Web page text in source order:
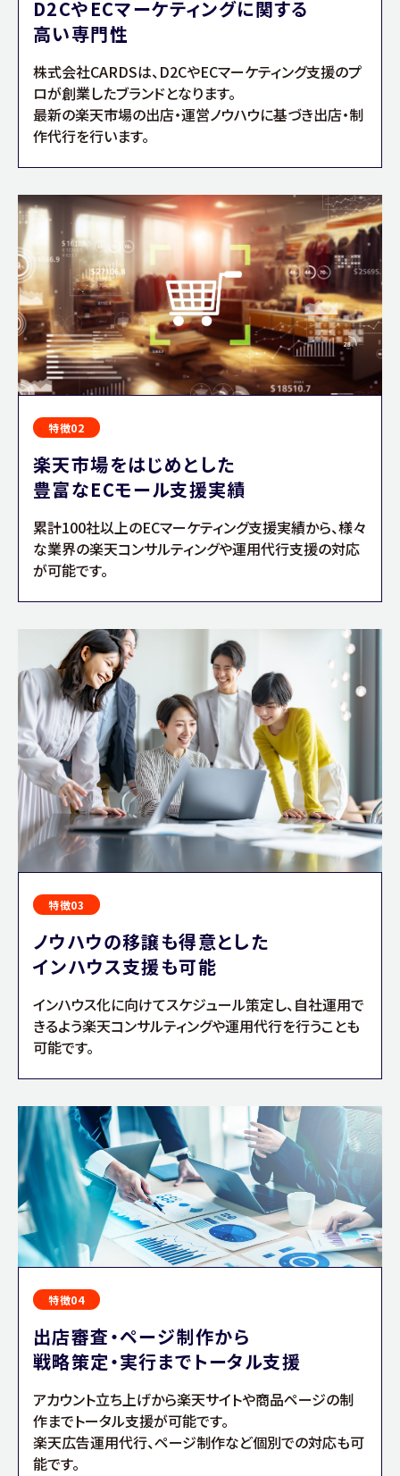
D2CやECマーケティングに関する
高い専門性
株式会社CARDSは、D2CやECマーケティング支援のプ
ロが創業したブランドとなります。
最新の楽天市場の出店・運営ノウハウに基づき出店・制
作代行を行います。
特徴02
楽天市場をはじめとした
豊富なECモール支援実績
累計100社以上のECマーケティング支援実績から、様々
な業界の楽天コンサルティングや運用代行支援の対応
が可能です。
特徴03
ノウハウの移譲も得意とした
インハウス支援も可能
インハウス化に向けてスケジュール策定し、自社運用で
きるよう楽天コンサルティングや運用代行を行うことも
可能です。
特徴04
出店審査・ページ制作から
戦略策定・実行までトータル支援
アカウント立ち上げから楽天サイトや商品ページの制
作までトータル支援が可能です。
楽天広告運用代行、ページ制作など個別での対応も可
能です。